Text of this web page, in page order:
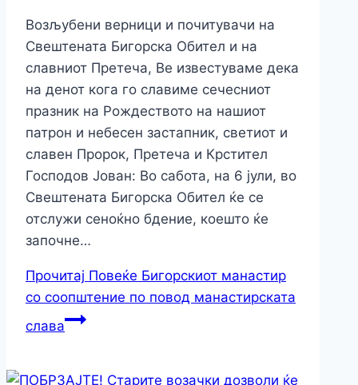
Возљубени верници и почитувачи на
Свештената Бигорска Обител и на
славниот Претеча, Ве известуваме дека
на денот кога го славиме сечесниот
празник на Рождеството на нашиот
патрон и небесен застапник, светиот и
славен Пророк, Претеча и Крстител
Господов Јован: Во сабота, на 6 јули, во
Свештената Бигорска Обител ќе се
отслужи сеноќно бдение, коешто ќе
започне…
Прочитај Повеќе Бигорскиот манастир
со соопштение по повод манастирската
слава